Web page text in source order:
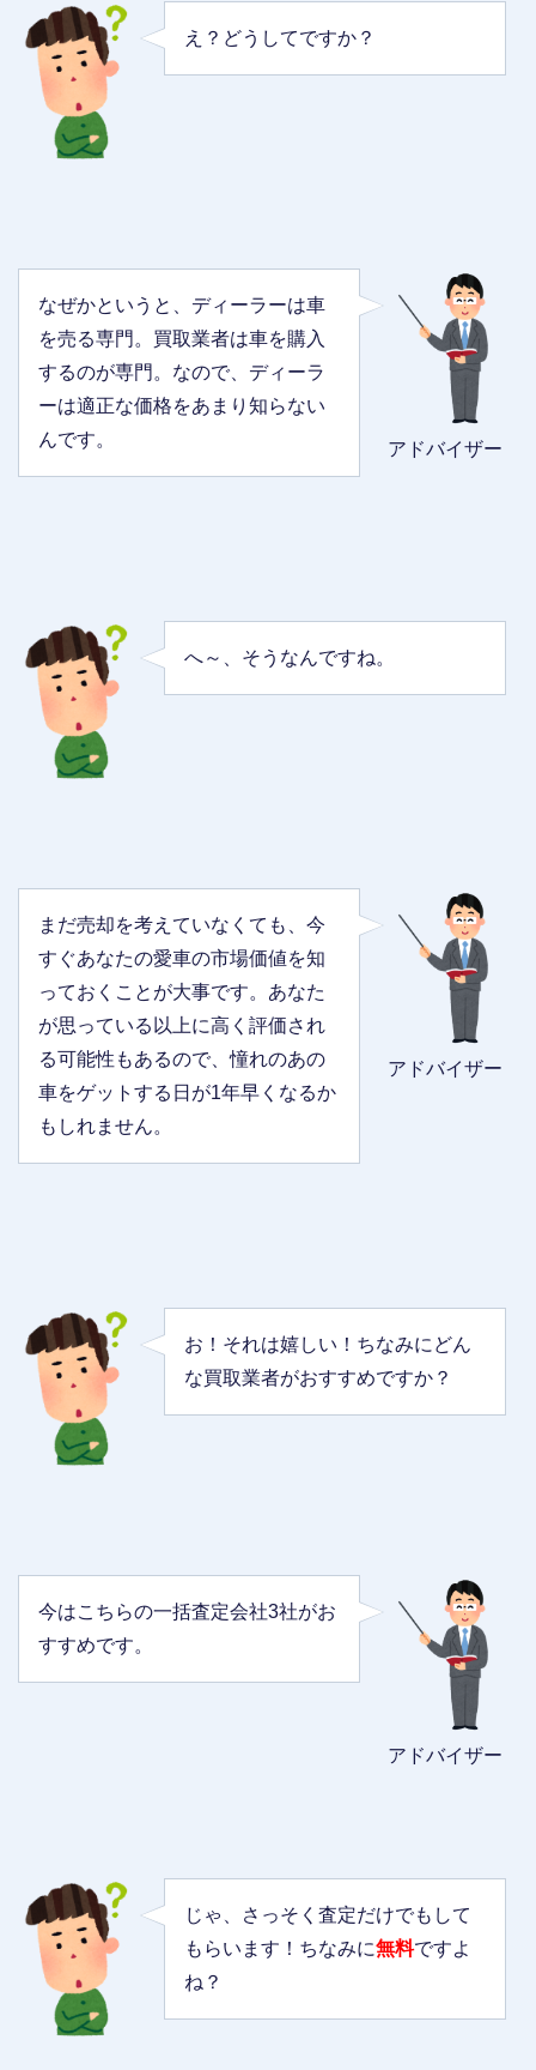
え？どうしてですか？
アドバイザー
なぜかというと、ディーラーは車
を売る専門。買取業者は車を購入
するのが専門。なので、ディーラ
ーは適正な価格をあまり知らない
んです。
へ～、そうなんですね。
アドバイザー
まだ売却を考えていなくても、今
すぐあなたの愛車の市場価値を知
っておくことが大事です。あなた
が思っている以上に高く評価され
る可能性もあるので、憧れのあの
車をゲットする日が1年早くなるか
もしれません。
お！それは嬉しい！ちなみにどん
な買取業者がおすすめですか？
アドバイザー
今はこちらの一括査定会社3社がお
すすめです。
じゃ、さっそく査定だけでもして
もらいます！ちなみに無料ですよ
ね？